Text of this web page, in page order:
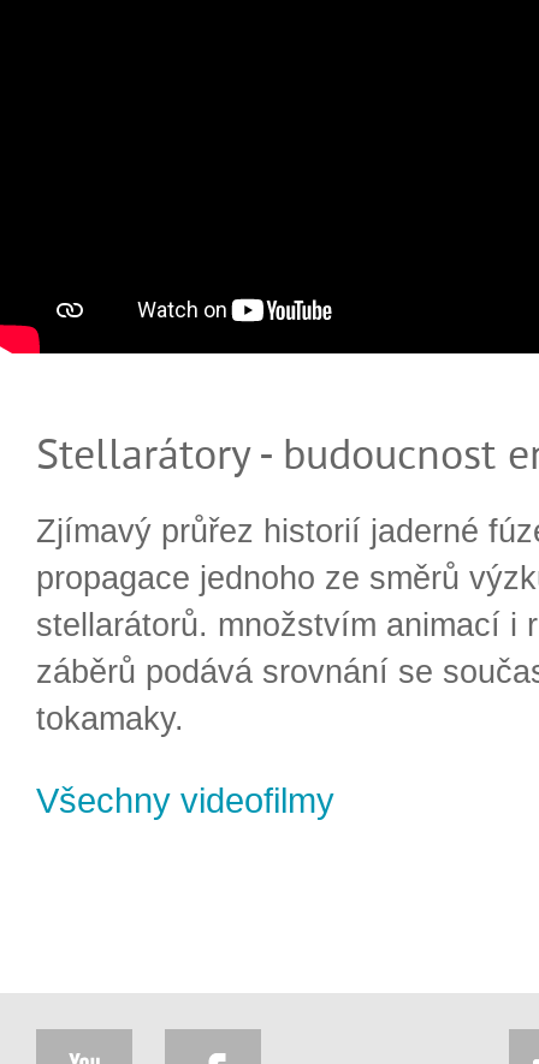
Stellarátory - budoucnost
Zjímavý průřez historií jaderné
propagace jednoho ze směrů
stellarátorů. množstvím animací i
záběrů podává srovnání se
tokamaky.
Všechny videofilmy